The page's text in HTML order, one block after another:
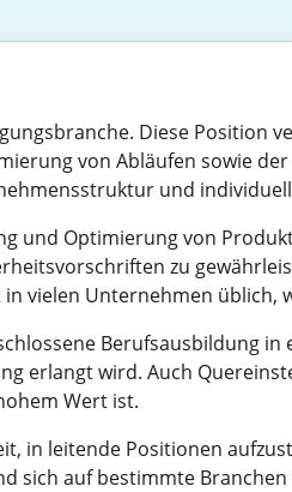
Diese Position
von Abläufen sowie
und
und Optimierung von
zu
vielen Unternehmen üblich,
Berufsausbildung
erlangt wird. Auch
Wert ist.
in leitende Positionen
sich auf bestimmte